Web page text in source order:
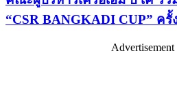
“CSR BANGKADI CUP” ครั้
Advertisement